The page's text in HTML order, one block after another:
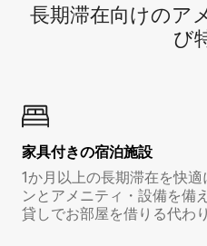
長期滞在向け⁠のア⁠
び
家具付き⁠の宿⁠泊⁠施⁠設
1か月以上の長期滞在を快
ンとアメニティ・設備を備
貸しでお部屋を借りる代わ